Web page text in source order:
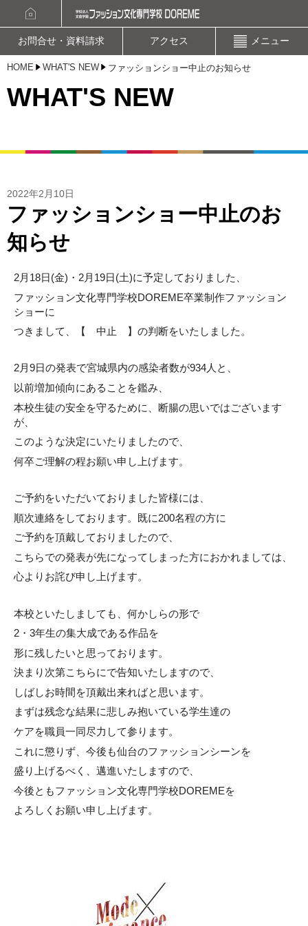
お問合せ・資料請求 アクセス メニュー
資料請求 オープンキャンパスお申込み
HOME WHAT'S NEW ファッションショー中止のお知らせ
WHAT'S NEW
2022年2月10日
ファッションショー中止のお
知らせ
2月18日(金)・2月19日(土)に予定しておりました、
ファッション文化専門学校DOREME卒業制作ファッション
ショーに
つきまして、【 中止 】の判断をいたしました。
2月9日の発表で宮城県内の感染者数が934人と、
以前増加傾向にあることを鑑み、
本校生徒の安全を守るために、断腸の思いではございます
が、
このような決定にいたりましたので、
何卒ご理解の程お願い申し上げます。
ご予約をいただいておりました皆様には、
順次連絡をしております。既に200名程の方に
ご予約を頂戴しておりましたので、
こちらでの発表が先になってしまった方におかれましては、
心よりお詫び申し上げます。
本校といたしましても、何かしらの形で
2・3年生の集大成である作品を
形に残したいと思っております。
決まり次第こちらにで告知いたしますので、
しばしお時間を頂戴出来ればと思います。
まずは残念な結果に悲しみ抱いている学生達の
ケアを職員一同尽力して参ります。
これに懲りず、今後も仙台のファッションシーンを
盛り上げるべく、邁進いたしますので、
今後ともファッション文化専門学校DOREMEを
よろしくお願い申し上げます。